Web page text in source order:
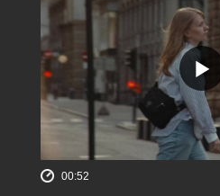
00:52